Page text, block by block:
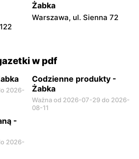
14
Żabka
Żabka
Warszawa, ul. Sienna 72
w pdf
2026-
Codzienne produkty -
Żabka
Ważna od 2026-07-29 do 2026-
08-11
-
2026-